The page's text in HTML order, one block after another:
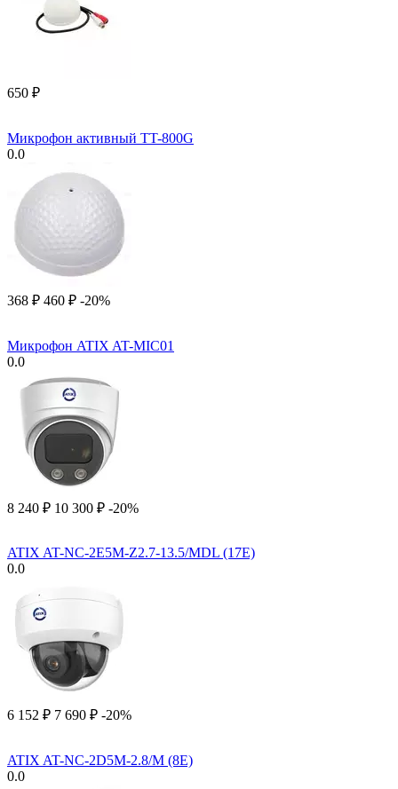
‍650‍ ₽
Микрофон активный TT-800G
0.0
‍368‍ ₽ ‍460‍ ₽ -20%
Микрофон ATIX AT-MIC01
0.0
8 240 ₽ 10 300 ₽ -20%
ATIX AT-NC-2E5M-Z2.7-13.5/MDL (17E)
0.0
6 152 ₽ 7 690 ₽ -20%
ATIX AT-NC-2D5M-2.8/M (8E)
0.0